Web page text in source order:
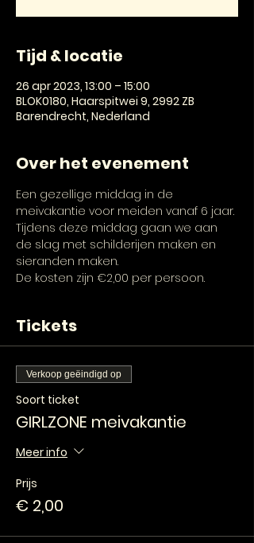
Tijd & locatie
26 apr 2023, 13:00 – 15:00
BLOK0180, Haarspitwei 9, 2992 ZB
Barendrecht, Nederland
Over het evenement
Een gezellige middag in de
meivakantie voor meiden vanaf 6 jaar.
Tijdens deze middag gaan we aan
de slag met schilderijen maken en
sieranden maken.
De kosten zijn €2,00 per persoon.
Tickets
Verkoop geëindigd op
Soort ticket
GIRLZONE meivakantie
Meer info
Prijs
€ 2,00